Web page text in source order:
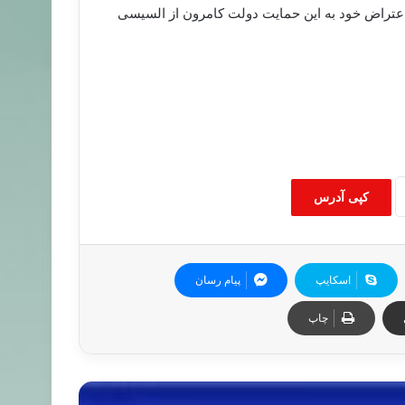
خود به این حمایت دولت کامرون از السیسی
کپی آدرس
اسکایپ پیام رسان
چاپ